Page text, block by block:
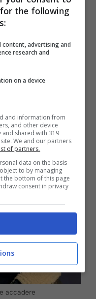
possibilità di un
italiana nel
sotto la
che
se la RAI
al bando
circa
Festival.
accadere
the following
content, advertising and
research and
on a device
and information from
and other device
and shared with 319
We and our partners
of partners.
data on the basis
to by managing
the bottom of this page
consent in privacy